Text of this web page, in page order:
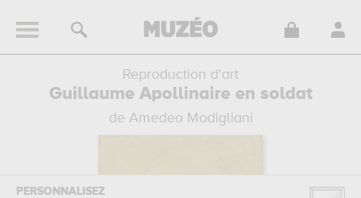
Reproduction d'art
Guillaume Apollinaire en soldat
de Amedeo Modigliani
PERSONNALISEZ